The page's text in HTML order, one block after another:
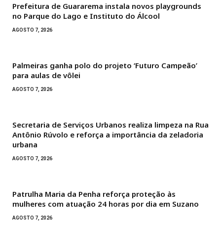
Prefeitura de Guararema instala novos playgrounds
no Parque do Lago e Instituto do Álcool
AGOSTO 7, 2026
Palmeiras ganha polo do projeto ‘Futuro Campeão’
para aulas de vôlei
AGOSTO 7, 2026
Secretaria de Serviços Urbanos realiza limpeza na Rua
Antônio Rúvolo e reforça a importância da zeladoria
urbana
AGOSTO 7, 2026
Patrulha Maria da Penha reforça proteção às
mulheres com atuação 24 horas por dia em Suzano
AGOSTO 7, 2026